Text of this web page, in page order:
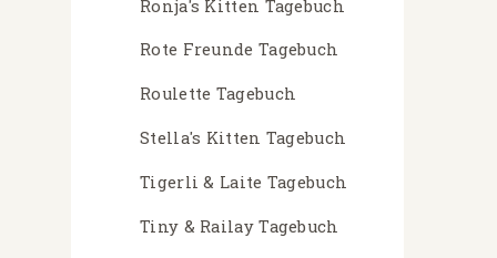
Ronja's Kitten Tagebuch
Rote Freunde Tagebuch
Roulette Tagebuch
Stella's Kitten Tagebuch
Tigerli & Laite Tagebuch
Tiny & Railay Tagebuch